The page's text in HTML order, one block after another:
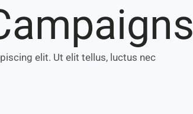
elit. Ut elit tellus, luctus nec